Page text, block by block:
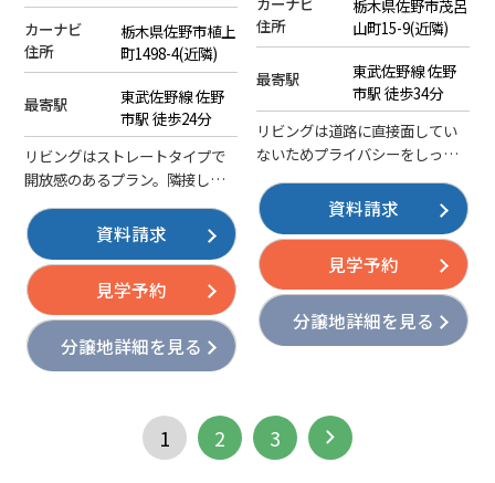
カーナビ
住所
栃木県佐野市植上
町1498-4(近隣)
最寄駅
東武佐野線 佐野
市駅 徒歩24分
リビングはストレートタイプで
開放感のあるプラン。隣接した
勝手のいいお部屋になっていま
す。内装色資料を店舗にてご用
意していますのでお気軽にお問
い合わせください。
資料請求
見学予約
分譲地詳細を見る
住所
栃木県佐野市茂呂
山町15-9(近隣)
最寄駅
東武佐野線 佐野
市駅 徒歩34分
リビングは道路に直接面してい
ないためプライバシーをしっか
のLDKなのでお庭への開放感が
感じられるプランです。内装色
資料を店舗にてご用意していま
すのでお気軽にお問い合わせく
ださい。
資料請求
見学予約
分譲地詳細を見る
1 2 3